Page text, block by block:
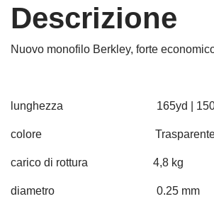
Descrizione
Nuovo monofilo Berkley, forte
lunghezza 165yd |
colore
carico di rottura 4,8 kg
diametro 0.25 mm